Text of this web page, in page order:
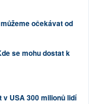
očekávat od
se mohu dostat k
USA 300 milionů lidí